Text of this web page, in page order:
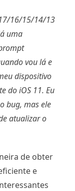
16/15/14/13
uma
vou lá e
dispositivo
do iOS 11. Eu
bug, mas ele
atualizar o
de obter
e